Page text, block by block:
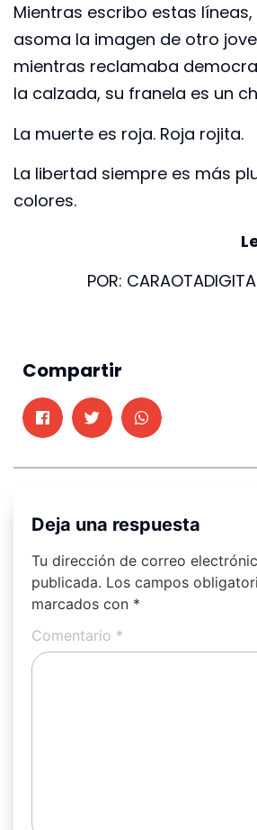
Mientras escribo estas
asoma la imagen de otro
mientras reclamaba
la calzada, su franela es un
La muerte es roja. Roja rojita.
La libertad siempre es más
colores.
POR:
Compartir
Deja una respuesta
Tu dirección de correo
publicada. Los campos
marcados con *
Comentario *